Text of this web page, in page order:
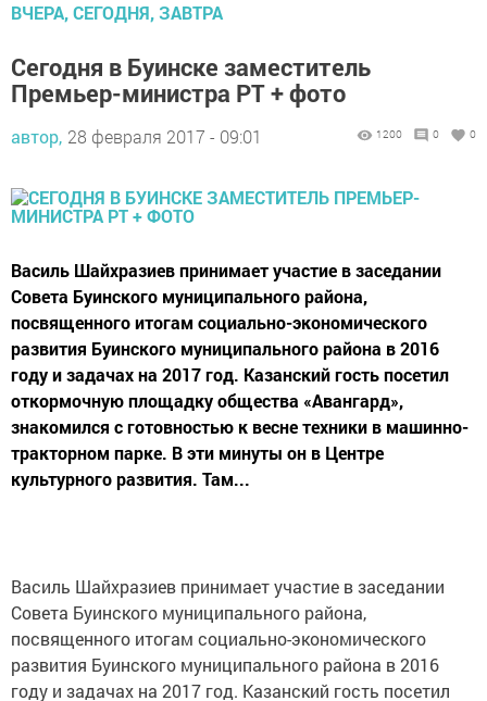
ВЧЕРА, СЕГОДНЯ, ЗАВТРА
Сегодня в Буинске заместитель
Премьер-министра РТ + фото
автор, 28 февраля 2017 - 09:01 1200 0 0
Василь Шайхразиев принимает участие в заседании
Совета Буинского муниципального района,
посвященного итогам социально-экономического
развития Буинского муниципального района в 2016
году и задачах на 2017 год. Казанский гость посетил
откормочную площадку общества «Авангард»,
знакомился с готовностью к весне техники в машинно-
тракторном парке. В эти минуты он в Центре
культурного развития. Там...
Василь Шайхразиев принимает участие в заседании
Совета Буинского муниципального района,
посвященного итогам социально-экономического
развития Буинского муниципального района в 2016
году и задачах на 2017 год. Казанский гость посетил